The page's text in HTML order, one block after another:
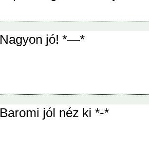
Nagyon jó! *—*
Baromi jól néz ki *-*